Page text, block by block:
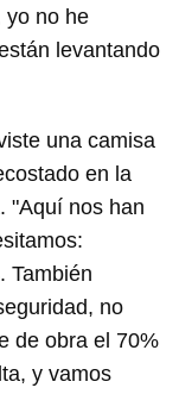
yo no he
levantando
una camisa
en la
"Aquí nos han
También
no
de obra el 70%
y vamos